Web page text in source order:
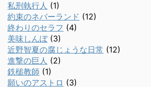
私刑執行人 (1)
約束のネバーランド (12)
終わりのセラフ (4)
美味しんぼ(3)
近野智夏の腐じょうな日常 (12)
進撃の巨人 (2)
鉄槌教師 (1)
願いのアストロ (3)